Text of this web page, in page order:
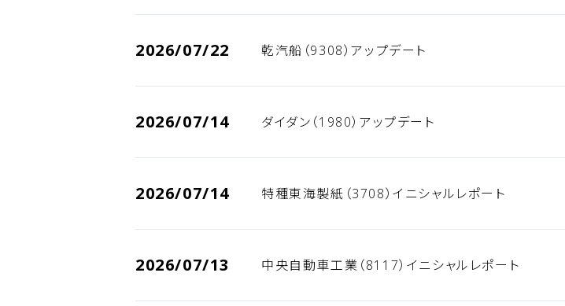
2026/07/22 乾汽船（9308）アップデート
2026/07/14 ダイダン（1980）アップデート
2026/07/14 特種東海製紙（3708）イニシャルレポート
2026/07/13 中央自動車工業（8117）イニシャルレポート